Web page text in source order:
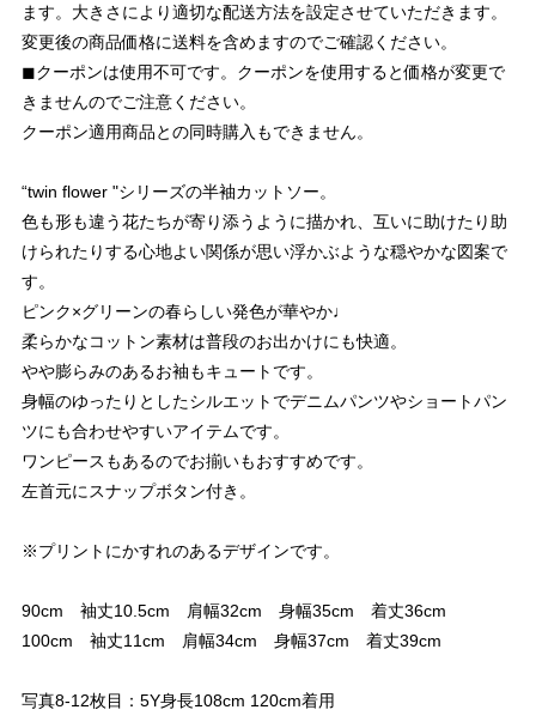
ます。大きさにより適切な配送方法を設定させていただきます。
変更後の商品価格に送料を含めますのでご確認ください。
◼︎クーポンは使用不可です。クーポンを使用すると価格が変更で
きませんのでご注意ください。
クーポン適用商品との同時購入もできません。
“twin flower "シリーズの半袖カットソー。
色も形も違う花たちが寄り添うように描かれ、互いに助けたり助
けられたりする心地よい関係が思い浮かぶような穏やかな図案で
す。
ピンク×グリーンの春らしい発色が華やか♩
柔らかなコットン素材は普段のお出かけにも快適。
やや膨らみのあるお袖もキュートです。
身幅のゆったりとしたシルエットでデニムパンツやショートパン
ツにも合わせやすいアイテムです。
ワンピースもあるのでお揃いもおすすめです。
左首元にスナップボタン付き。
※プリントにかすれのあるデザインです。
90cm 袖丈10.5cm 肩幅32cm 身幅35cm 着丈36cm
100cm 袖丈11cm 肩幅34cm 身幅37cm 着丈39cm
写真8-12枚目：5Y身長108cm 120cm着用